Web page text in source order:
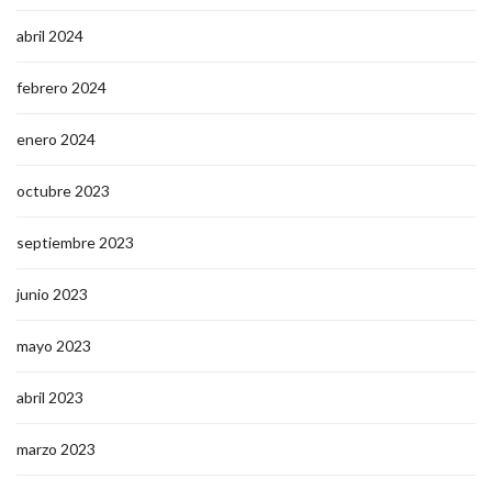
abril 2024
febrero 2024
enero 2024
octubre 2023
septiembre 2023
junio 2023
mayo 2023
abril 2023
marzo 2023